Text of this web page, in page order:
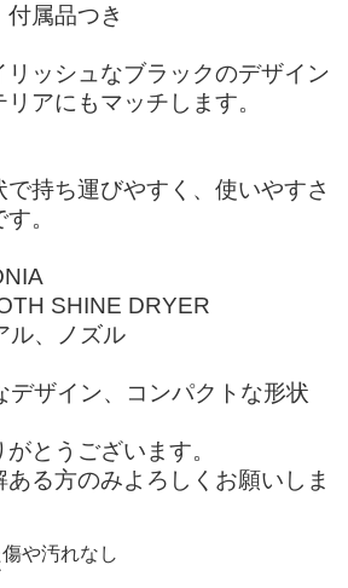
属品つき
リッシュなブラックのデザイン
アにもマッチします。
で持ち運びやすく、使いやすさ
。
SHINE DRYER
ル、ノズル
デザイン、コンパクトな形状
とうございます。
る方のみよろしくお願いしま
や汚れなし